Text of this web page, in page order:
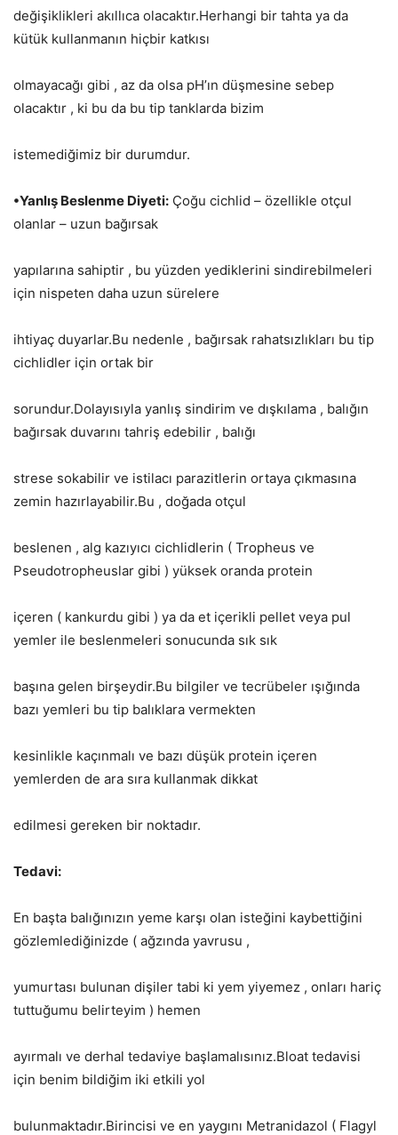
değişiklikleri akıllıca olacaktır.Herhangi bir tahta ya da
kütük kullanmanın hiçbir katkısı
olmayacağı gibi , az da olsa pH’ın düşmesine sebep
olacaktır , ki bu da bu tip tanklarda bizim
istemediğimiz bir durumdur.
•Yanlış Beslenme Diyeti: Çoğu cichlid – özellikle otçul
olanlar – uzun bağırsak
yapılarına sahiptir , bu yüzden yediklerini sindirebilmeleri
için nispeten daha uzun sürelere
ihtiyaç duyarlar.Bu nedenle , bağırsak rahatsızlıkları bu tip
cichlidler için ortak bir
sorundur.Dolayısıyla yanlış sindirim ve dışkılama , balığın
bağırsak duvarını tahriş edebilir , balığı
strese sokabilir ve istilacı parazitlerin ortaya çıkmasına
zemin hazırlayabilir.Bu , doğada otçul
beslenen , alg kazıyıcı cichlidlerin ( Tropheus ve
Pseudotropheuslar gibi ) yüksek oranda protein
içeren ( kankurdu gibi ) ya da et içerikli pellet veya pul
yemler ile beslenmeleri sonucunda sık sık
başına gelen birşeydir.Bu bilgiler ve tecrübeler ışığında
bazı yemleri bu tip balıklara vermekten
kesinlikle kaçınmalı ve bazı düşük protein içeren
yemlerden de ara sıra kullanmak dikkat
edilmesi gereken bir noktadır.
Tedavi:
En başta balığınızın yeme karşı olan isteğini kaybettiğini
gözlemlediğinizde ( ağzında yavrusu ,
yumurtası bulunan dişiler tabi ki yem yiyemez , onları hariç
tuttuğumu belirteyim ) hemen
ayırmalı ve derhal tedaviye başlamalısınız.Bloat tedavisi
için benim bildiğim iki etkili yol
bulunmaktadır.Birincisi ve en yaygını Metranidazol ( Flagyl